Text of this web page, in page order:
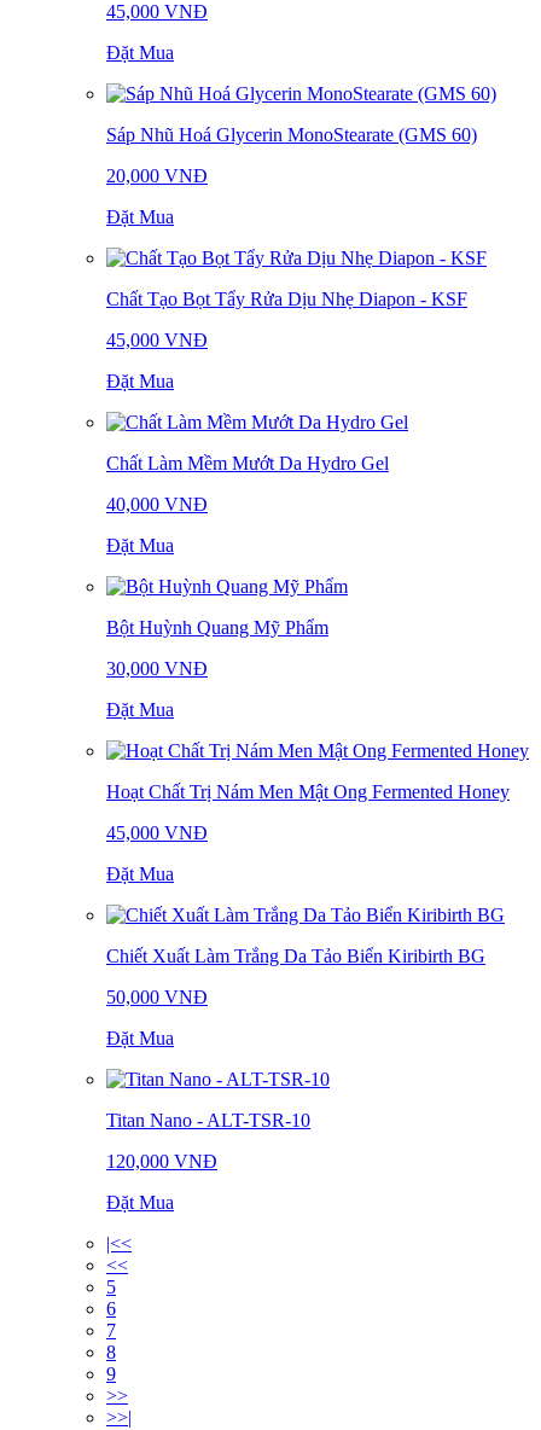
45,000 VNĐ
Đặt Mua
Sáp Nhũ Hoá Glycerin MonoStearate (GMS 60)
20,000 VNĐ
Đặt Mua
Chất Tạo Bọt Tẩy Rửa Dịu Nhẹ Diapon - KSF
45,000 VNĐ
Đặt Mua
Chất Làm Mềm Mướt Da Hydro Gel
40,000 VNĐ
Đặt Mua
Bột Huỳnh Quang Mỹ Phẩm
30,000 VNĐ
Đặt Mua
Hoạt Chất Trị Nám Men Mật Ong Fermented Honey
45,000 VNĐ
Đặt Mua
Chiết Xuất Làm Trắng Da Tảo Biển Kiribirth BG
50,000 VNĐ
Đặt Mua
Titan Nano - ALT-TSR-10
120,000 VNĐ
Đặt Mua
|<<
<<
5
6
7
8
9
>>
>>|